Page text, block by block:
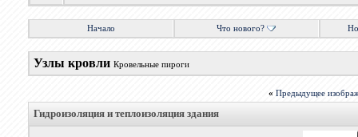
Начало Что нового?
Узлы кровли Кровельные пироги
« Предыдущее
Гидроизоляция и теплоизоляция здания